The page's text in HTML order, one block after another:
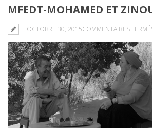
MFEDT-MOHAMED ET
OCTOBRE 30, 2015COMMENTAIRES